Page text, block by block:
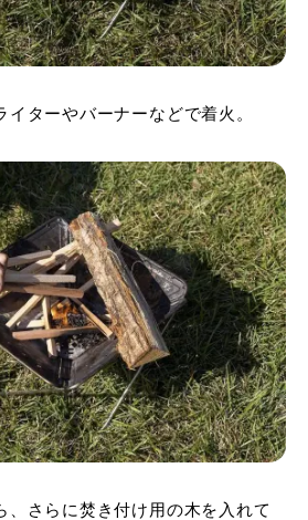
ターやバーナーなどで着火。
、さらに焚き付け用の木を入れて